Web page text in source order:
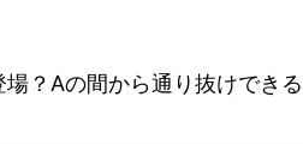
？Aの間から通り抜けで